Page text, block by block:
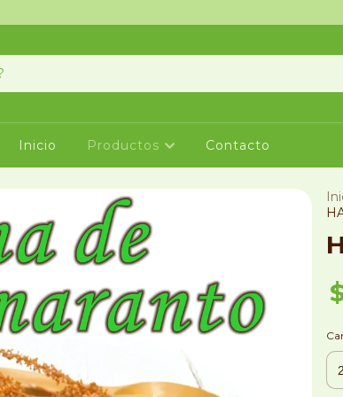
Inicio Productos Contacto